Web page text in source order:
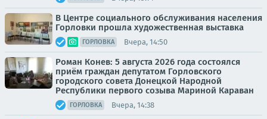
В Центре социального обслуживания населения
Горловки прошла художественная выставка
ГОРЛОВКА Вчера, 14:50
Роман Конев: 5 августа 2026 года состоялся
приём граждан депутатом Горловского
городского совета Донецкой Народной
Республики первого созыва Мариной Караван
ГОРЛОВКА Вчера, 14:38